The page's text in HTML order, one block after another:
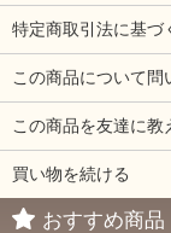
特定商取引法に基づ
この商品について問
この商品を友達に教
買い物を続ける
おすすめ商品